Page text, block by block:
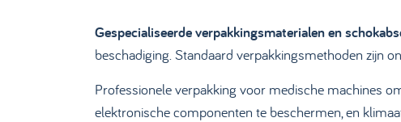
Gespecialiseerde verpakkingsmaterialen en
beschadiging. Standaard verpakkingsmethoden zijn
Professionele verpakking voor medische machines
elektronische componenten te beschermen, en